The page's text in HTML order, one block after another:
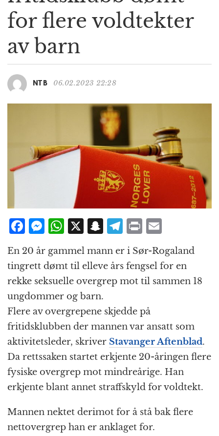
a
t
for flere voldtekter
av barn
NTB 06.02.2023 22:28
F
c
e
b
o
o
k
M
ss
e
n
g
e
r
W
at
s
A
p
p
X S
a
p
c
h
at
T
el
e
g
r
a
m
P
n
t
m
ai
l
En 20 år gammel mann er i Sør-Rogaland
tingrett dømt til elleve års fengsel for en
rekke seksuelle overgrep mot til sammen 18
ungdommer og barn.
Flere av overgrepene skjedde på
fritidsklubben der mannen var ansatt som
aktivitetsleder, skriver Stavanger Aftenblad.
Da rettssaken startet erkjente 20-åringen flere
fysiske overgrep mot mindreårige. Han
erkjente blant annet straffskyld for voldtekt.
Mannen nektet derimot for å stå bak flere
nettovergrep han er anklaget for.